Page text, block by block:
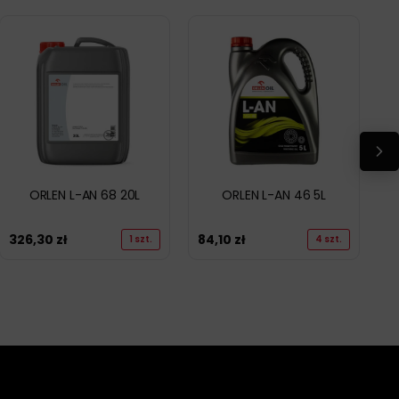
ORLEN L-AN 68 20L
326,30 zł 1 szt.
ORLEN L-AN 46 5L
84,10 zł 4 szt.